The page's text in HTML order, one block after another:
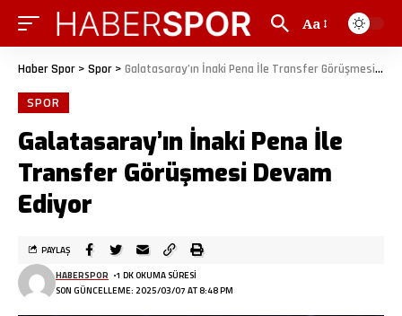
Aa
Haber Spor > Spor > Galatasaray’ın İnaki Pena İle Transfer Görüşmesi Devam Ediyor
SPOR
Galatasaray’ın İnaki Pena İle
Transfer Görüşmesi Devam
Ediyor
SON GÜNCELLEME: 2025/03/07 AT 8:48 PM
HABERSPOR 1 DK OKUMA SÜRESI
PAYLAŞ